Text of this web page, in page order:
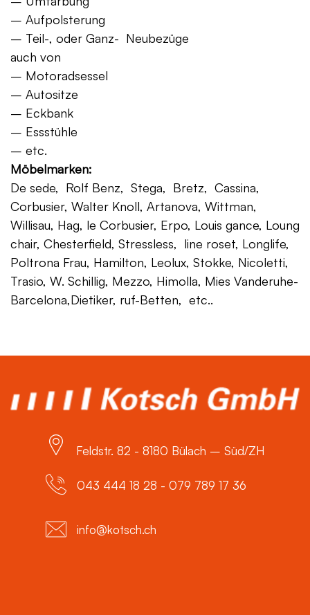
– Aufpolsterung
– Teil-, oder Ganz- Neubezüge
auch von
– Motoradsessel
– Autositze
– Eckbank
– Essstühle
– etc.
Möbelmarken:
De sede, Rolf Benz, Stega, Bretz, Cassina,
Corbusier, Walter Knoll, Artanova, Wittman,
Willisau, Hag, le Corbusier, Erpo, Louis gance, Loung
chair, Chesterfield, Stressless, line roset, Longlife,
Poltrona Frau, Hamilton, Leolux, Stokke, Nicoletti,
Trasio, W. Schillig, Mezzo, Himolla, Mies Vanderuhe-
Barcelona,Dietiker, ruf-Betten, etc..
Feldstr. 82 - 8180 Bülach – Süd/ZH
043 444 18 28 - 079 789 17 36
info@kotsch.ch